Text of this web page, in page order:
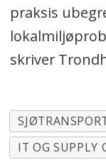
praksis
skriver
IT OG SUPPLY